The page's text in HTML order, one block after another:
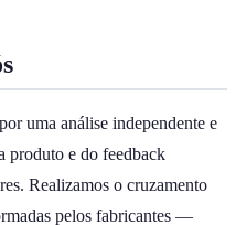
uma análise independente e
produto e do feedback
Realizamos o cruzamento
pelos fabricantes —